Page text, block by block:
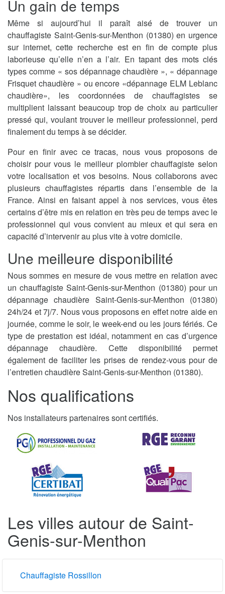
Un gain de temps
Même si aujourd’hui il paraît aisé de trouver un
chauffagiste Saint-Genis-sur-Menthon (01380) en urgence
sur internet, cette recherche est en fin de compte plus
laborieuse qu’elle n’en a l’air. En tapant des mots clés
types comme « sos dépannage chaudière », « dépannage
Frisquet chaudière » ou encore «dépannage ELM Leblanc
chaudière», les coordonnées de chauffagistes se
multiplient laissant beaucoup trop de choix au particulier
pressé qui, voulant trouver le meilleur professionnel, perd
finalement du temps à se décider.
Pour en finir avec ce tracas, nous vous proposons de
choisir pour vous le meilleur plombier chauffagiste selon
votre localisation et vos besoins. Nous collaborons avec
plusieurs chauffagistes répartis dans l’ensemble de la
France. Ainsi en faisant appel à nos services, vous êtes
certains d’être mis en relation en très peu de temps avec le
professionnel qui vous convient au mieux et qui sera en
capacité d’intervenir au plus vite à votre domicile.
Une meilleure disponibilité
Nous sommes en mesure de vous mettre en relation avec
un chauffagiste Saint-Genis-sur-Menthon (01380) pour un
dépannage chaudière Saint-Genis-sur-Menthon (01380)
24h/24 et 7j/7. Nous vous proposons en effet notre aide en
journée, comme le soir, le week-end ou les jours fériés. Ce
type de prestation est idéal, notamment en cas d’urgence
dépannage chaudière. Cette disponibilité permet
également de faciliter les prises de rendez-vous pour de
l’entretien chaudière Saint-Genis-sur-Menthon (01380).
Nos qualifications
Nos installateurs partenaires sont certifiés.
Les villes autour de Saint-
Genis-sur-Menthon
Chauffagiste Rossillon